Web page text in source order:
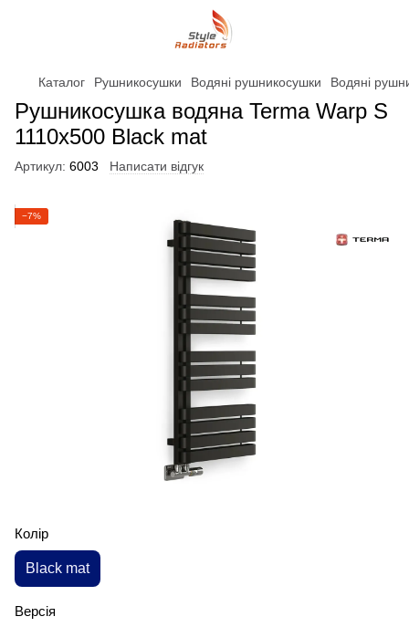
Каталог Рушникосушки Водяні рушникосушки Водяні
Рушникосушка водяна Terma Warp S
1110x500 Black mat
Артикул: 6003 Написати відгук
−7%
Колір
Black mat
Версія